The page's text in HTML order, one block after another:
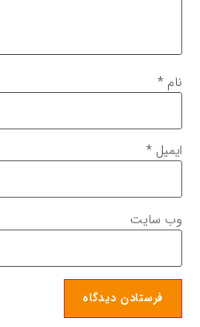
نام*
ایمیل*
وب‌ سایت